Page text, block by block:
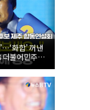
화합’ 꺼낸
불어민주당
연설회